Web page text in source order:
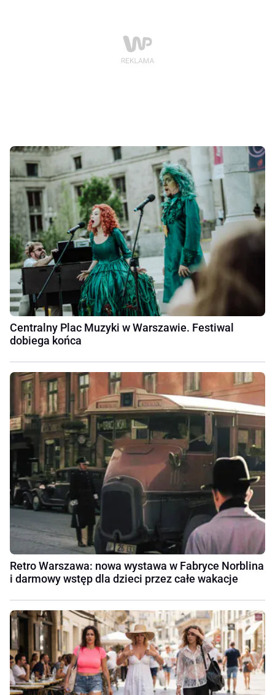
Centralny Plac Muzyki w Warszawie. Festiwal
dobiega końca
Retro Warszawa: nowa wystawa w Fabryce Norblina
i darmowy wstęp dla dzieci przez całe wakacje